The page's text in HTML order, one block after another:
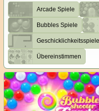
Arcade Spiele
Bubbles Spiele
Geschicklichkeitsspiele
Übereinstimmen